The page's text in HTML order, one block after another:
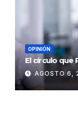
OPINIÓN
El círculo que
AGOSTO 6,